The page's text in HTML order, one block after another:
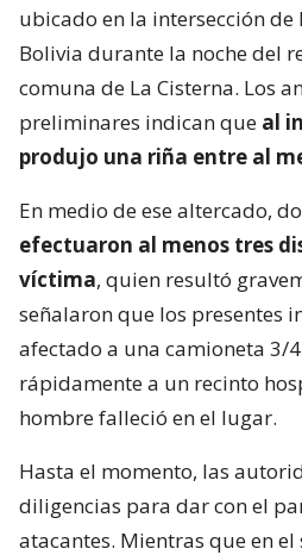
ubicado en la intersección
Bolivia durante la noche del
comuna de La Cisterna. Los
preliminares indican que al
produjo una riña entre al
En medio de ese altercado,
efectuaron al menos tres
víctima, quien resultó
señalaron que los presentes
afectado a una camioneta 3/
rápidamente a un recinto
hombre falleció en el lugar.
Hasta el momento, las
diligencias para dar con el
atacantes. Mientras que en el